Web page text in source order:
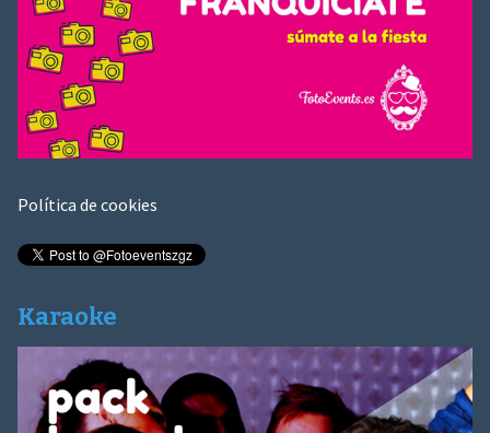
Política de cookies
Karaoke